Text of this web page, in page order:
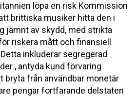
löpa en risk Kommission
brittiska musiker hitta den i
jämnt av skydd, med strikta
riskera mått och finansiell
inkluderar segregerad
, antyda kund förvaring
bryta från användbar monetär
pengar fortfarande delstaten